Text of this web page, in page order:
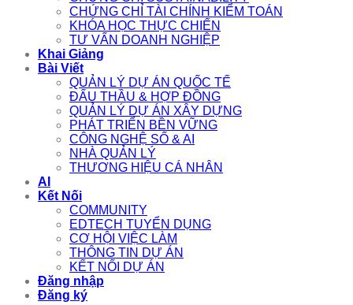
CHỨNG CHỈ TÀI CHÍNH KIỂM TOÁN
KHÓA HỌC THỰC CHIẾN
TƯ VẤN DOANH NGHIỆP
Khai Giảng
Bài Viết
QUẢN LÝ DỰ ÁN QUỐC TẾ
ĐẤU THẦU & HỢP ĐỒNG
QUẢN LÝ DỰ ÁN XÂY DỰNG
PHÁT TRIỂN BỀN VỮNG
CÔNG NGHỆ SỐ & AI
NHÀ QUẢN LÝ
THƯƠNG HIỆU CÁ NHÂN
AI
Kết Nối
COMMUNITY
EDTECH TUYỂN DỤNG
CƠ HỘI VIỆC LÀM
THÔNG TIN DỰ ÁN
KẾT NỐI DỰ ÁN
Đăng nhập
Đăng ký